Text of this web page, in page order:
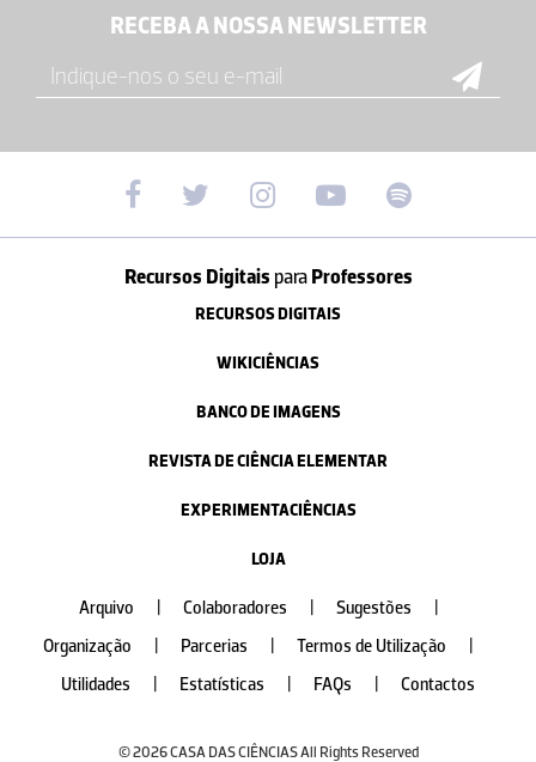
RECEBA A NOSSA NEWSLETTER
Recursos Digitais paraProfessores
RECURSOS DIGITAIS
WIKICIÊNCIAS
BANCO DE IMAGENS
REVISTA DE CIÊNCIA ELEMENTAR
EXPERIMENTACIÊNCIAS
LOJA
Arquivo Colaboradores Sugestões
Organização
Parcerias Termos de Utilização
Utilidades
Estatísticas FAQs Contactos
© 2026 CASA DAS CIÊNCIAS All Rights Reserved